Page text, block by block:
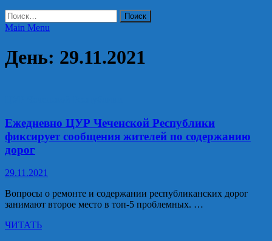
Найти:
Main Menu
День: 29.11.2021
Ежедневно ЦУР Чеченской Республики
фиксирует сообщения жителей по содержанию
дорог
29.11.2021
Вопросы о ремонте и содержании республиканских дорог
занимают второе место в топ-5 проблемных. …
Ежедневно
ЧИТАТЬ